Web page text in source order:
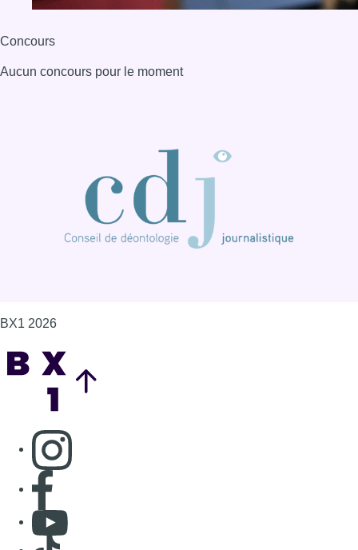
Consulter page Instagram
S'abonner à notre newsletter
Connaître BX1
Publicité
Offres d'emploi
Contact
Mentions légales
Politique de cookies (UE)